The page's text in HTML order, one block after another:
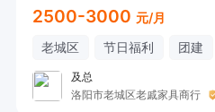
2500-3000 元/月
老城区 节日福利 团建
及总
洛阳市老城区老戚家具商行